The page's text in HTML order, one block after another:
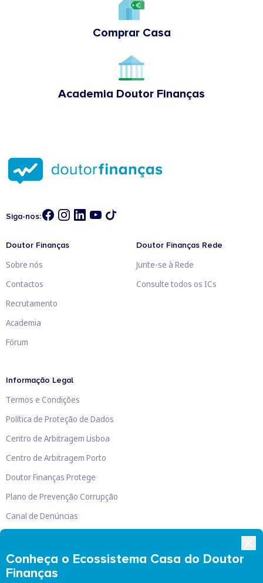
Comprar Casa
Academia Doutor Finanças
Conheça o Ecossistema Casa do Doutor
Finanças
Siga-nos:
Doutor Finanças
Sobre nós
Contactos
Recrutamento
Academia
Fórum
Doutor Finanças Rede
Junte-se à Rede
Consulte todos os ICs
Informação Legal
Termos e Condições
Política de Proteção de Dados
Centro de Arbitragem Lisboa
Centro de Arbitragem Porto
Doutor Finanças Protege
Plano de Prevenção Corrupção
Canal de Denúncias